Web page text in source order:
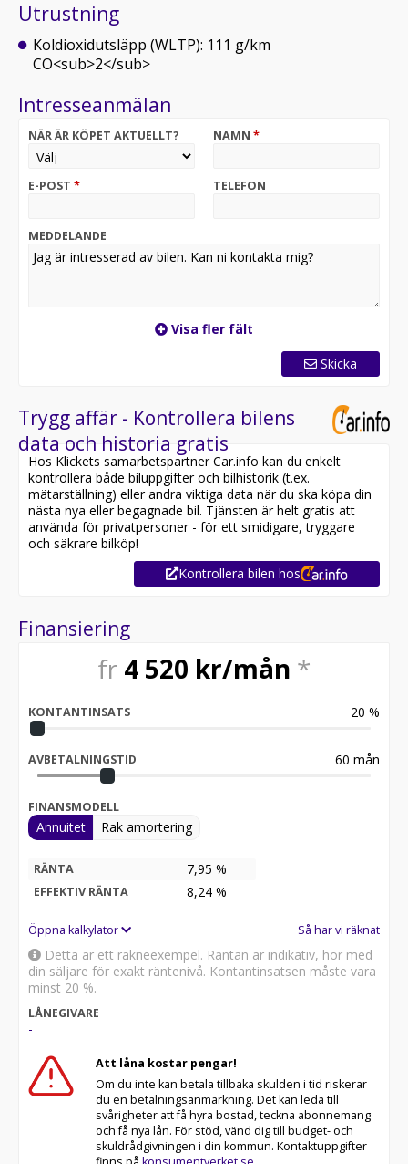
Utrustning
Koldioxidutsläpp (WLTP): 111 g/km
CO<sub>2</sub>
Intresseanmälan
NÄR ÄR KÖPET AKTUELLT? NAMN *
E-POST * TELEFON
MEDDELANDE
Visa fler fält
Skicka
Trygg affär - Kontrollera bilens
data och historia gratis
Hos Klickets samarbetspartner Car.info kan du enkelt
kontrollera både biluppgifter och bilhistorik (t.ex.
mätarställning) eller andra viktiga data när du ska köpa din
nästa nya eller begagnade bil. Tjänsten är helt gratis att
använda för privatpersoner - för ett smidigare, tryggare
och säkrare bilköp!
Kontrollera bilen hos
Finansiering
fr 4 520 kr/mån *
KONTANTINSATS 20 %
AVBETALNINGSTID 60 mån
FINANSMODELL
Annuitet Rak amortering
RÄNTA 7,95 %
EFFEKTIV RÄNTA 8,24 %
Öppna kalkylator Så har vi räknat
Detta är ett räkneexempel. Räntan är indikativ, hör med
din säljare för exakt räntenivå. Kontantinsatsen måste vara
minst 20 %.
LÅNEGIVARE
-
Att låna kostar pengar!
Om du inte kan betala tillbaka skulden i tid riskerar
du en betalningsanmärkning. Det kan leda till
svårigheter att få hyra bostad, teckna abonnemang
och få nya lån. För stöd, vänd dig till budget- och
skuldrådgivningen i din kommun. Kontaktuppgifter